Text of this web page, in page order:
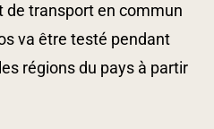
de transport en commun
va être testé pendant
régions du pays à partir